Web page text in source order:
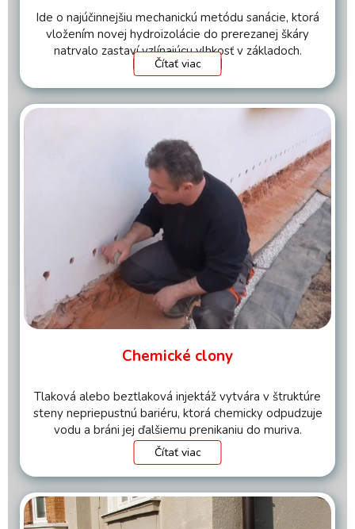
Ide o najúčinnejšiu mechanickú metódu sanácie, ktorá
vložením novej hydroizolácie do prerezanej škáry
natrvalo zastaví vzlínajúcu vlhkosť v základoch.
Čítať viac
Chemické clony
Tlaková alebo beztlaková injektáž vytvára v štruktúre
steny nepriepustnú bariéru, ktorá chemicky odpudzuje
vodu a bráni jej ďalšiemu prenikaniu do muriva.
Čítať viac